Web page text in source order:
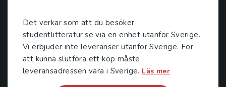
Det verkar som att du besöker
studentlitteratur.se via en enhet utanför Sverige.
Vi erbjuder inte leveranser utanför Sverige. För
att kunna slutföra ett köp måste
leveransadressen vara i Sverige. Läs mer
046-31 20 00
Postadress:
Box 141
221 00 Lund